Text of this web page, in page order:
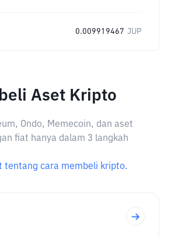
0.009919467 JUP
Aset Kripto
Ondo, Memecoin, dan aset
fiat hanya dalam 3 langkah
tentang cara membeli kripto.